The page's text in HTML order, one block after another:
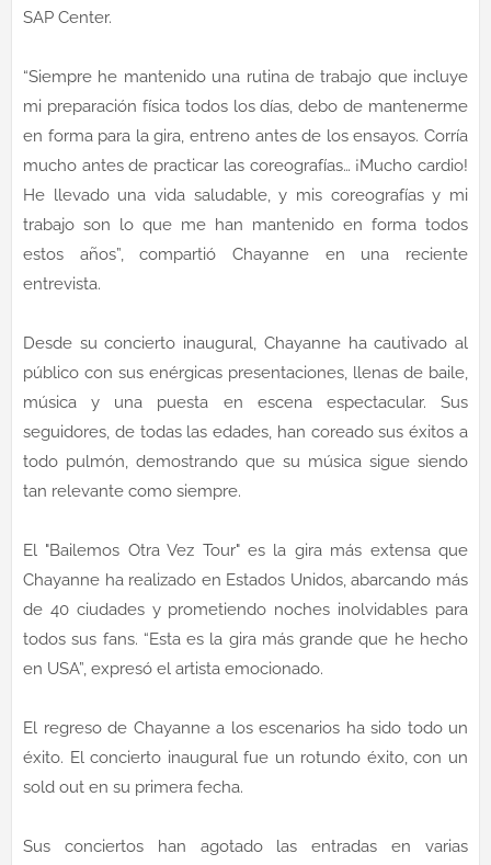
SAP Center.
“Siempre he mantenido una rutina de trabajo que incluye
mi preparación física todos los días, debo de mantenerme
en forma para la gira, entreno antes de los ensayos. Corría
mucho antes de practicar las coreografías… ¡Mucho cardio!
He llevado una vida saludable, y mis coreografías y mi
trabajo son lo que me han mantenido en forma todos
estos años”, compartió Chayanne en una reciente
entrevista.
Desde su concierto inaugural, Chayanne ha cautivado al
público con sus enérgicas presentaciones, llenas de baile,
música y una puesta en escena espectacular. Sus
seguidores, de todas las edades, han coreado sus éxitos a
todo pulmón, demostrando que su música sigue siendo
tan relevante como siempre.
El "Bailemos Otra Vez Tour" es la gira más extensa que
Chayanne ha realizado en Estados Unidos, abarcando más
de 40 ciudades y prometiendo noches inolvidables para
todos sus fans. “Esta es la gira más grande que he hecho
en USA”, expresó el artista emocionado.
El regreso de Chayanne a los escenarios ha sido todo un
éxito. El concierto inaugural fue un rotundo éxito, con un
sold out en su primera fecha.
Sus conciertos han agotado las entradas en varias